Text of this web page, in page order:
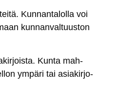
Kun­nan­ta­lol­la voi
kun­nan­val­tuus­ton
Kun­ta mah­
ym­pä­ri tai asia­kir­jo­